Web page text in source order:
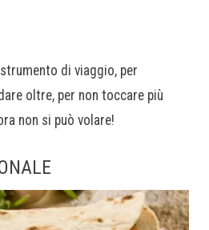
di viaggio, per
oltre, per non toccare più
non si può volare!